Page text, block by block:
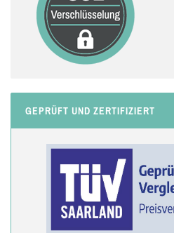
GEPRÜFT UND ZERTIFIZIERT